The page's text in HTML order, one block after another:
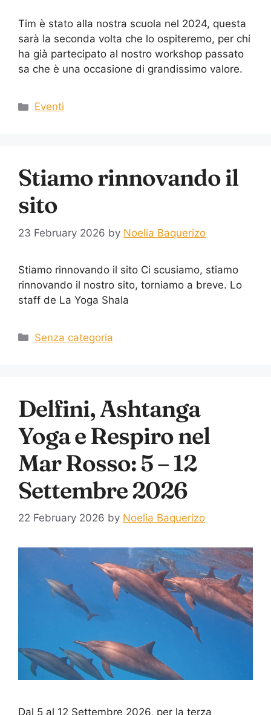
Tim è stato alla nostra scuola nel 2024, questa
sarà la seconda volta che lo ospiteremo, per chi
ha già partecipato al nostro workshop passato
sa che è una occasione di grandissimo valore.
Eventi
Stiamo rinnovando il
sito
23 February 2026 by Noelia Baquerizo
Stiamo rinnovando il sito Ci scusiamo, stiamo
rinnovando il nostro sito, torniamo a breve. Lo
staff de La Yoga Shala
Senza categoria
Delfini, Ashtanga
Yoga e Respiro nel
Mar Rosso: 5 – 12
Settembre 2026
22 February 2026 by Noelia Baquerizo
Dal 5 al 12 Settembre 2026, per la terza